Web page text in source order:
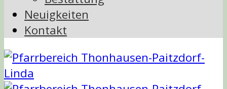
Neuigkeiten
Kontakt